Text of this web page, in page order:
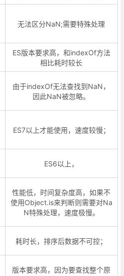
无法区分NaN;需要特殊处理
ES版本要求高，和indexOf方法
相比耗时较长
由于indexOf无法查找到NaN，
因此NaN被忽略。
ES7以上才能使用，速度较慢；
ES6以上，
性能低，时间复杂度高，如果不
使用Object.is来判断则需要对Na
N特殊处理，速度极慢。
耗时长，排序后数据不可控；
版本要求高，因为要查找整个原